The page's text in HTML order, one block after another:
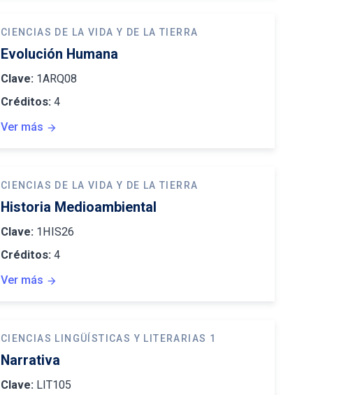
CIENCIAS DE LA VIDA Y DE LA TIERRA
Evolución Humana
Clave:1ARQ08
Créditos:4
Ver más arrow_forward
CIENCIAS DE LA VIDA Y DE LA TIERRA
Historia Medioambiental
Clave:1HIS26
Créditos:4
Ver más arrow_forward
CIENCIAS LINGÜÍSTICAS Y LITERARIAS 1
Narrativa
Clave:LIT105